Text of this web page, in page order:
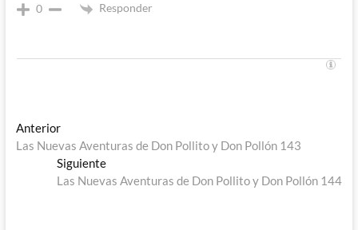
0 Responder
Navegación
de
entradas
AnteriorEntrada
anterior:
Las Nuevas Aventuras de Don Pollito y Don Pollón 143
SiguienteEntrada
siguiente:
Las Nuevas Aventuras de Don Pollito y Don Pollón 144